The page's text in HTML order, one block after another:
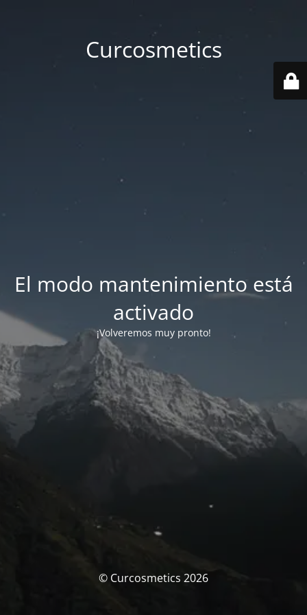
Curcosmetics
El modo mantenimiento está
activado
¡Volveremos muy pronto!
© Curcosmetics 2026